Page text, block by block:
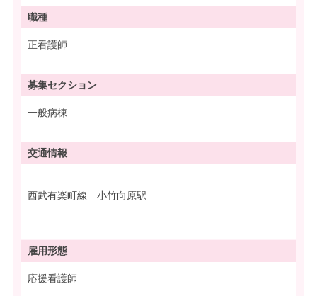
職種
正看護師
募集セクション
一般病棟
交通情報
西武有楽町線 小竹向原駅
雇用形態
応援看護師